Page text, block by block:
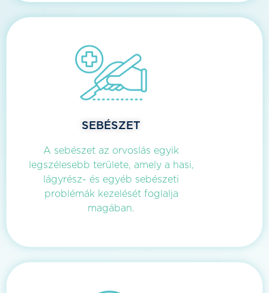
SEBÉSZET
A sebészet az orvoslás egyik
legszélesebb területe, amely a hasi,
lágyrész- és egyéb sebészeti
problémák kezelését foglalja
magában.